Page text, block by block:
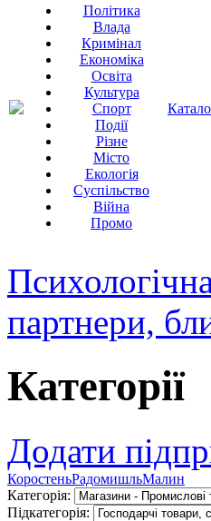
Політика
Влада
Кримінал
Економіка
Освіта
Культура
Спорт
Події
Різне
Місто
Екологія
Суспільство
Війна
Промо
партнери,
Категорії
Додати
КоростеньРадомишльМалин
Категорія:
Підкатегорія: